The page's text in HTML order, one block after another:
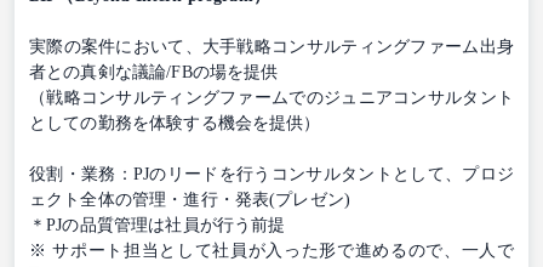
実際の案件において、大手戦略コンサルティングファーム出身
者との真剣な議論/FBの場を提供
（戦略コンサルティングファームでのジュニアコンサルタント
としての勤務を体験する機会を提供）
役割・業務：PJのリードを行うコンサルタントとして、プロジ
ェクト全体の管理・進行・発表(プレゼン)
＊PJの品質管理は社員が行う前提
※ サポート担当として社員が入った形で進めるので、一人で